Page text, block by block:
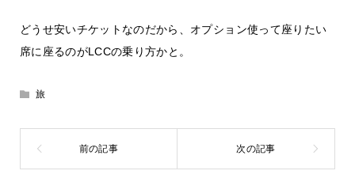
どうせ安いチケットなのだから、オプション使って座りたい
席に座るのがLCCの乗り方かと。
旅